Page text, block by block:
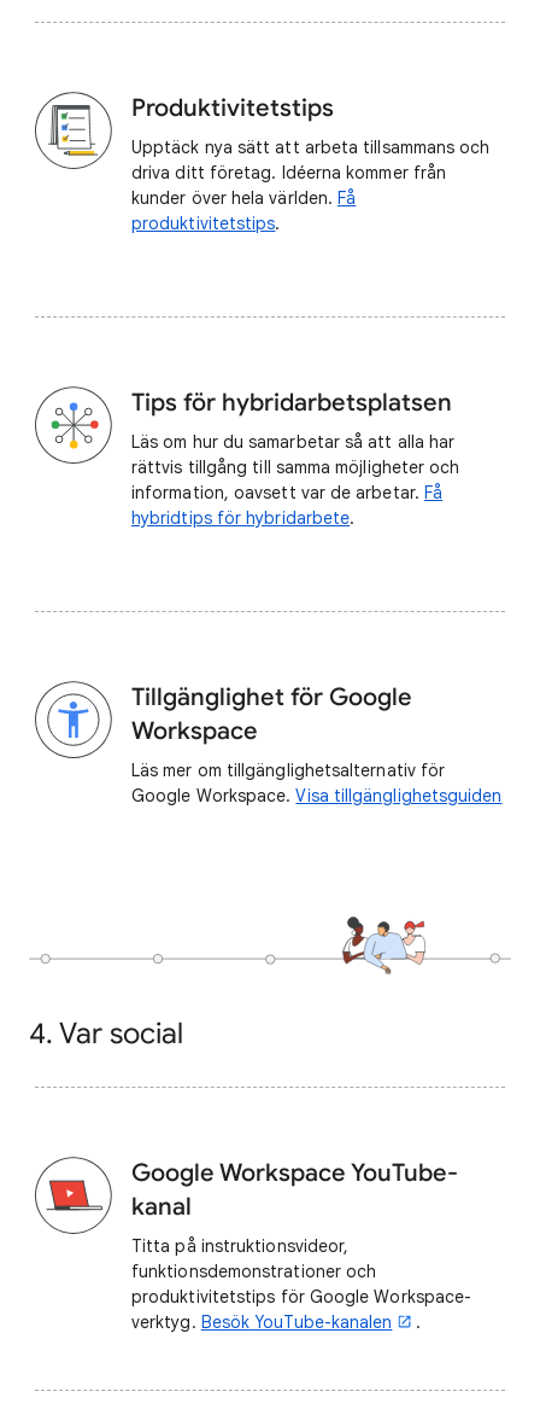
Produktivitetstips
Upptäck nya sätt att arbeta tillsammans och
driva ditt företag. Idéerna kommer från
kunder över hela världen.Få
produktivitetstips.
Tips för hybridarbetsplatsen
Läs om hur du samarbetar så att alla har
rättvis tillgång till samma möjligheter och
information, oavsett var de arbetar. Få
hybridtips för hybridarbete.
Tillgänglighet för Google
Workspace
Läs mer om tillgänglighetsalternativ för
Google Workspace.Visa tillgänglighetsguiden
4. Var social
Google Workspace YouTube-
kanal
Titta på instruktionsvideor,
funktionsdemonstrationer och
produktivitetstips för Google Workspace-
verktyg. Besök YouTube-kanalen .